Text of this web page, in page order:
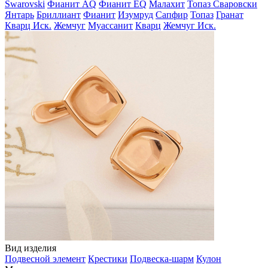
Swarovski Фианит AQ Фианит EQ Малахит Топаз Сваровски
Янтарь Бриллиант Фианит Изумруд Сапфир Топаз Гранат
Кварц Иск. Жемчуг Муассанит Кварц Жемчуг Иск.
Вид изделия
Подвесной элемент Крестики Подвеска-шарм Кулон